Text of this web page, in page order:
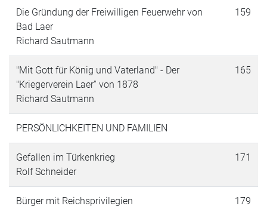
Die Gründung der Freiwilligen Feuerwehr von
Bad Laer
Richard Sautmann
159
"Mit Gott für König und Vaterland" - Der
"Kriegerverein Laer'' von 1878
Richard Sautmann
165
PERSÖNLICHKEITEN UND FAMILIEN
Gefallen im Türkenkrieg
Rolf Schneider
171
Bürger mit Reichsprivilegien
179